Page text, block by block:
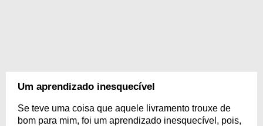
Um aprendizado inesquecível
Se teve uma coisa que aquele livramento trouxe de
bom para mim, foi um aprendizado inesquecível, pois,